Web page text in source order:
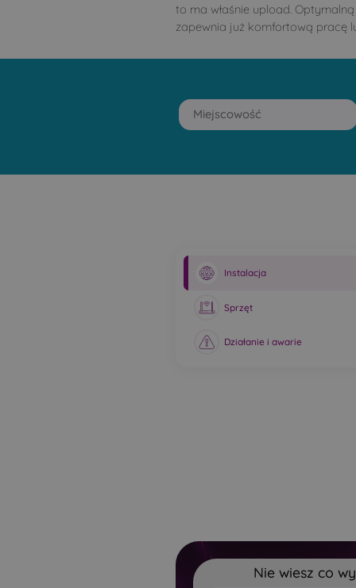
to ma właśnie upload.
zapewnia już komfortową pracę
Instalacja
Sprzęt
Działanie i awarie
Nie wiesz co